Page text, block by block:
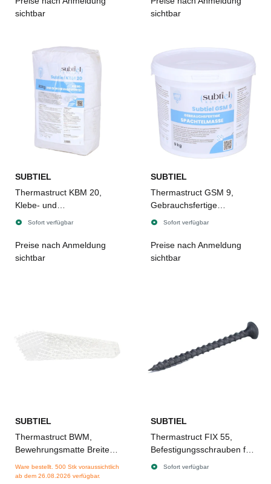
sichtbar
sichtbar
SUBTIEL
Thermastruct KBM 20,
Klebe- und
Bewehrungsmörtel - 20 kg
Sofort verfügbar
Preise nach Anmeldung
sichtbar
SUBTIEL
Thermastruct GSM 9,
Gebrauchsfertige
Spachtelmasse - 9 kg
Sofort verfügbar
Preise nach Anmeldung
sichtbar
SUBTIEL
Thermastruct BWM,
Bewehrungsmatte Breite
Ware bestellt. 500 Stk voraussichtlich
ab dem 26.08.2026 verfügbar.
SUBTIEL
Thermastruct FIX 55,
Befestigungsschrauben für
Kaminbauplatten 55 mm -
Sofort verfügbar